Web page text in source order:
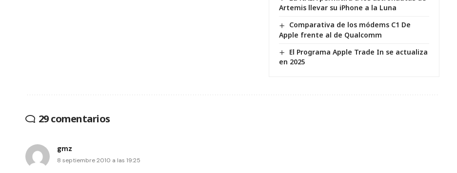
Artemis llevar su iPhone a la Luna
Comparativa de los módems C1 De
Apple frente al de Qualcomm
El Programa Apple Trade In se actualiza
en 2025
29 comentarios
gmz
8 septiembre 2010 a las 19:25